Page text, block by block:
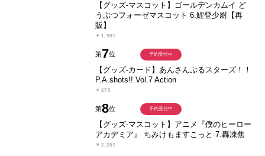
【グッズ-マスコット】ゴールデンカムイ ど
うぶつフォーゼマスコット 6.鯉登少尉【再
販】
￥1,980
第7位
【グッズ-カード】あんさんぶるスターズ！！
P.A.shots!! Vol.7 Action
￥275
予約受付中
第8位
【グッズ-マスコット】アニメ『僕のヒーロー
アカデミア』 ちみけもますこっと 7.轟凍焦
￥2,200
予約受付中